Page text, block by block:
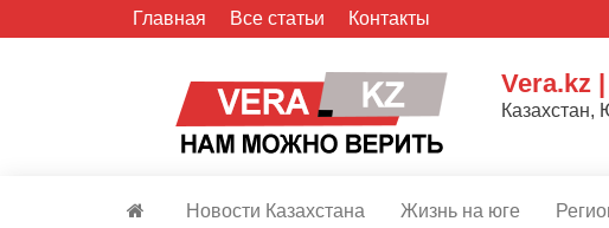
Главная Все статьи Контакты
Vera.kz
Новости Казахстана Жизнь на юге